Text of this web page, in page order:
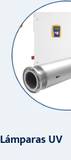
Lámparas UV